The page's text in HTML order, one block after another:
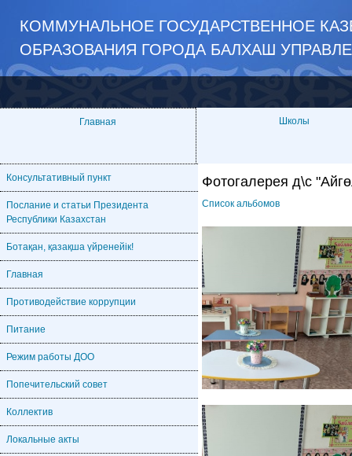
КОММУНАЛЬНОЕ ГОСУДАРСТВЕННОЕ
ОБРАЗОВАНИЯ ГОРОДА БАЛХАШ
Главная Школы
Консультативный пункт
Послание и статьи Президента
Республики Казахстан
Ботақан, қазақша үйренейік!
Главная
Противодействие коррупции
Питание
Режим работы ДОО
Попечительский совет
Коллектив
Локальные акты
Фотогалерея д\с
Список альбомов